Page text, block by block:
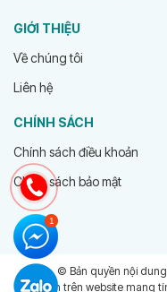
GIỚI THIỆU
Về chúng tôi
Liên hệ
CHÍNH SÁCH
Chính sách điều khoản
Chính sách bảo mật
© Bản quyền nội
Thông tin trên website mang